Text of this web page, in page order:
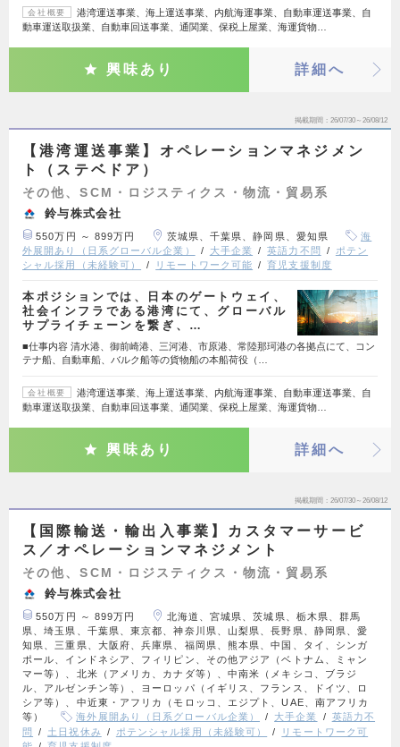
会社概要
港湾運送事業、海上運送事業、内航海運事業、自動車運送事業、自
動車運送取扱業、自動車回送事業、通関業、保税上屋業、海運貨物…
興味あり 詳細へ
掲載期間 26/07/30～26/08/12
【港湾運送事業】オペレーションマネジメン
ト（ステベドア）
その他、SCM・ロジスティクス・物流・貿易系
鈴与株式会社
550万円 ～ 899万円 茨城県、千葉県、静岡県、愛知県
海
外展開あり（日系グローバル企業）
大手企業 英語力不問
ポテン
シャル採用（未経験可）
リモートワーク可能 育児支援制度
本ポジションでは、日本のゲートウェイ、
社会インフラである港湾にて、グローバル
サプライチェーンを繋ぎ、…
■仕事内容 清水港、御前崎港、三河港、市原港、常陸那珂港の各拠点にて、コン
テナ船、自動車船、バルク船等の貨物船の本船荷役（…
会社概要
港湾運送事業、海上運送事業、内航海運事業、自動車運送事業、自
動車運送取扱業、自動車回送事業、通関業、保税上屋業、海運貨物…
興味あり 詳細へ
掲載期間 26/07/30～26/08/12
【国際輸送・輸出入事業】カスタマーサービ
ス／オペレーションマネジメント
その他、SCM・ロジスティクス・物流・貿易系
鈴与株式会社
550万円 ～ 899万円
北海道、宮城県、茨城県、栃木県、群馬
県、埼玉県、千葉県、東京都、神奈川県、山梨県、長野県、静岡県、愛
知県、三重県、大阪府、兵庫県、福岡県、熊本県、中国、タイ、シンガ
ポール、インドネシア、フィリピン、その他アジア（ベトナム、ミャン
マー等）、北米（アメリカ、カナダ等）、中南米（メキシコ、ブラジ
ル、アルゼンチン等）、ヨーロッパ（イギリス、フランス、ドイツ、ロ
シア等）、中近東・アフリカ（モロッコ、エジプト、UAE、南アフリカ
等）
海外展開あり（日系グローバル企業） 大手企業
英語力不
問
土日祝休み ポテンシャル採用（未経験可）
リモートワーク可